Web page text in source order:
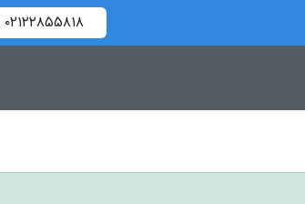
۰۲۱۲۲۸۵۵۸۱۸